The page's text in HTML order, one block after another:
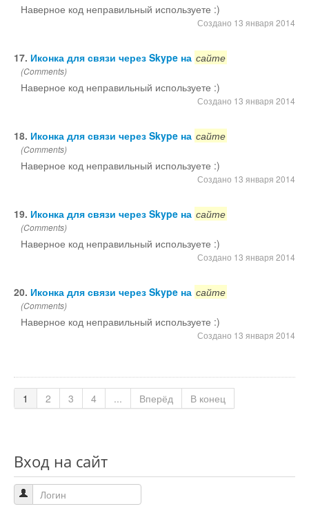
Наверное код неправильный используете :)
Создано 13 января 2014
17. Иконка для связи через Skype на сайте
(Comments)
Наверное код неправильный используете :)
Создано 13 января 2014
18. Иконка для связи через Skype на сайте
(Comments)
Наверное код неправильный используете :)
Создано 13 января 2014
19. Иконка для связи через Skype на сайте
(Comments)
Наверное код неправильный используете :)
Создано 13 января 2014
20. Иконка для связи через Skype на сайте
(Comments)
Наверное код неправильный используете :)
Создано 13 января 2014
1 2 3 4 ... Вперёд В конец
Вход на сайт